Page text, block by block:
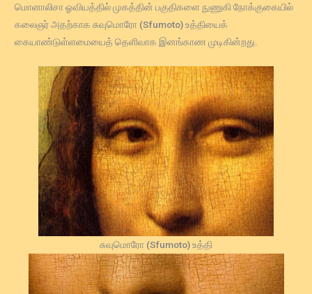
மொனாலிசா ஓவியத்தில் முகத்தின் பகுதிகளை நுணுகி நோக்குகையில்
கலைஞர் அதற்காக சுவுமொரோ (Sfumoto) உத்தியைக்
கையாண்டுள்ளமையைத் தெளிவாக இனங்காண முடிகின்றது.
சுவுமொரோ (Sfumoto) உத்தி